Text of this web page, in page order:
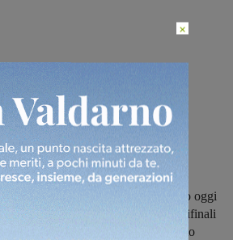
la partite dalla fase a gironi, spazio oggi
pomeriggo in programma le semifinali
si affronteranno per il primo posto
×